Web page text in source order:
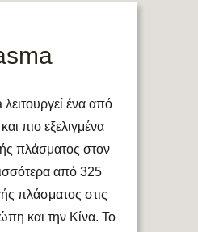
ένα από
πιο εξελιγμένα
πλάσματος στον
από 325
πλάσματος στις
και την Κίνα. Το